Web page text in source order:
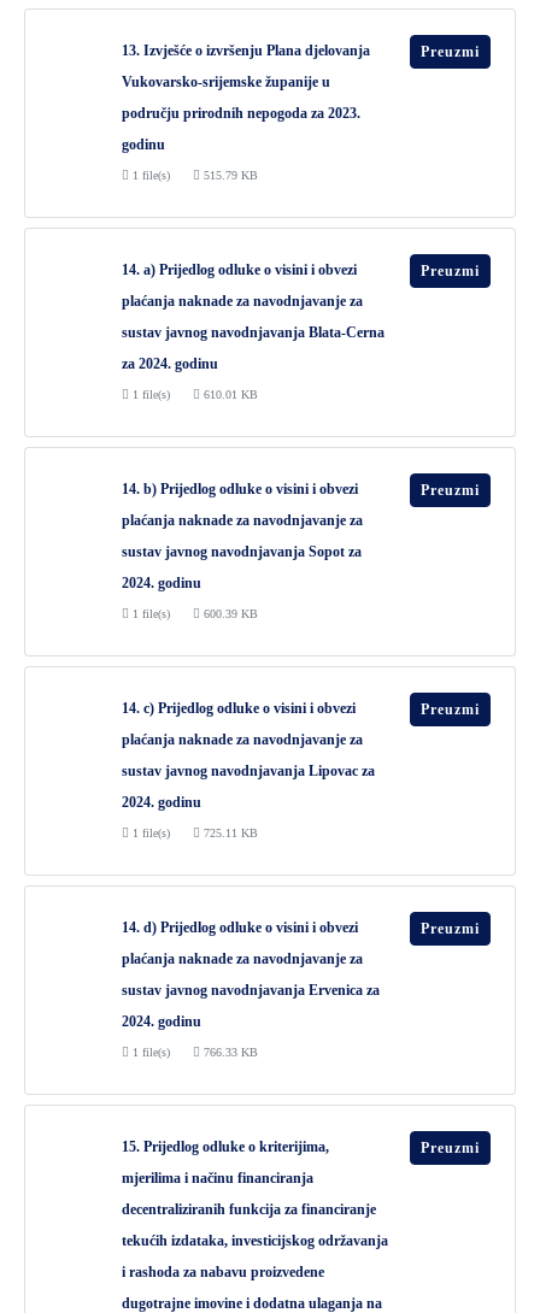
13. Izvješće o izvršenju Plana djelovanja
Vukovarsko-srijemske županije u
području prirodnih nepogoda za 2023.
godinu
1 file(s) 515.79 KB
Preuzmi
14. a) Prijedlog odluke o visini i obvezi
plaćanja naknade za navodnjavanje za
sustav javnog navodnjavanja Blata-Cerna
za 2024. godinu
1 file(s) 610.01 KB
Preuzmi
14. b) Prijedlog odluke o visini i obvezi
plaćanja naknade za navodnjavanje za
sustav javnog navodnjavanja Sopot za
2024. godinu
1 file(s) 600.39 KB
Preuzmi
14. c) Prijedlog odluke o visini i obvezi
plaćanja naknade za navodnjavanje za
sustav javnog navodnjavanja Lipovac za
2024. godinu
1 file(s) 725.11 KB
Preuzmi
14. d) Prijedlog odluke o visini i obvezi
plaćanja naknade za navodnjavanje za
sustav javnog navodnjavanja Ervenica za
2024. godinu
1 file(s) 766.33 KB
Preuzmi
15. Prijedlog odluke o kriterijima,
mjerilima i načinu financiranja
decentraliziranih funkcija za financiranje
tekućih izdataka, investicijskog održavanja
i rashoda za nabavu proizvedene
dugotrajne imovine i dodatna ulaganja na
Preuzmi